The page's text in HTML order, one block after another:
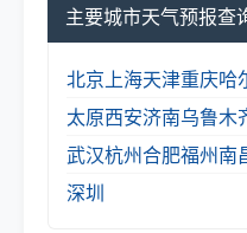
主要城市天气预报查
北京 上海天津重庆哈
太原西安济南乌鲁木
武汉杭州合肥福州南
深圳